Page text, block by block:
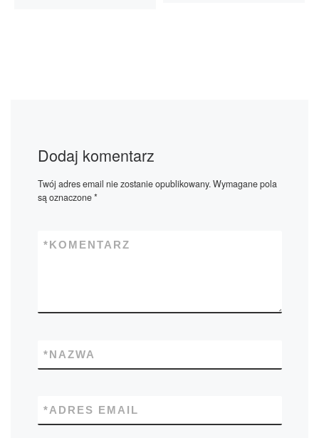
Dodaj komentarz
Twój adres email nie zostanie opublikowany.Wymagane pola
są oznaczone*
KOMENTARZ
*
NAZWA
*
ADRES EMAIL
*